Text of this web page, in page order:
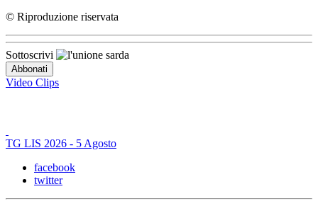
© Riproduzione riservata
Sottoscrivi
Video Clips
TG LIS 2026 - 5 Agosto
facebook
twitter